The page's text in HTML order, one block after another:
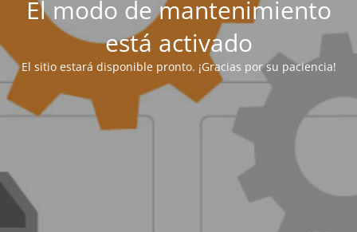
El modo de mantenimiento
está activado
El sitio estará disponible pronto. ¡Gracias por su paciencia!